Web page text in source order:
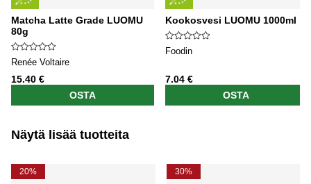
Matcha Latte Grade LUOMU
80g
Renée Voltaire
15.40 €
OSTA
Kookosvesi LUOMU 1000ml
Foodin
7.04 €
OSTA
Näytä lisää tuotteita
20% 30%